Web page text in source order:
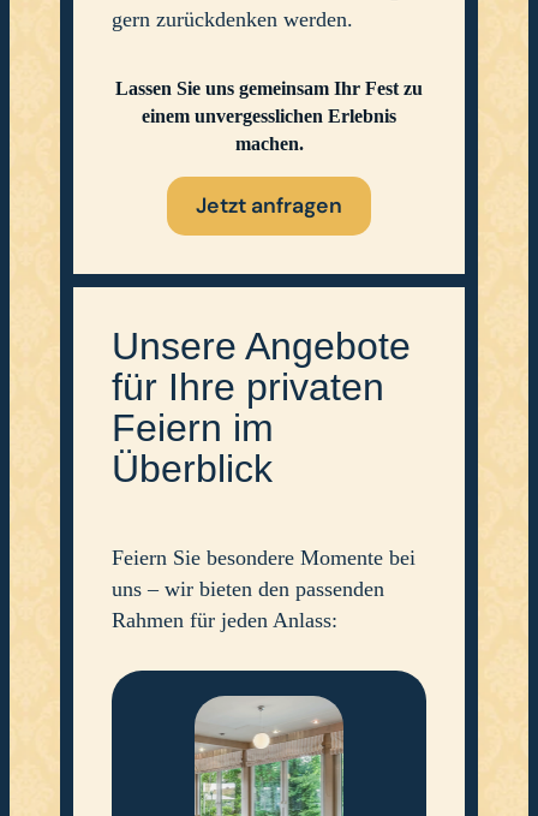
gern zurückdenken werden.
Lassen Sie uns gemeinsam Ihr Fest zu
einem unvergesslichen Erlebnis
machen.
Jetzt anfragen
Unsere Angebote
für Ihre privaten
Feiern im
Überblick
Feiern Sie besondere Momente bei
uns – wir bieten den passenden
Rahmen für jeden Anlass: